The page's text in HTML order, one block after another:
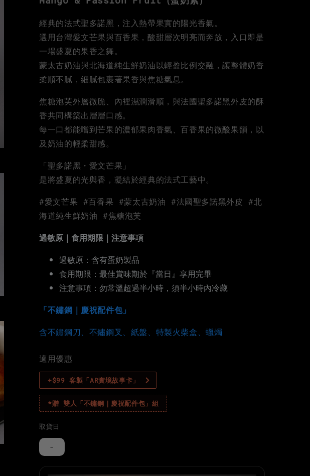
經典的法式聖多諾黑，注入熱帶果實的陽光香氣。
選用台灣愛文芒果與百香果，酸甜層次明亮而奔放，入口即是
一場盛夏的果香之舞。
蒙太古奶油與北海道純生鮮奶油以輕盈比例交融，讓整體奶香
柔順不膩，細膩包裹著果香與焦糖氣息。
焦糖泡芙外層微脆、內裡濕潤滑順，與法國聖多諾黑外皮的酥
香共同構築出層層口感。
每一口都能嚐到芒果的濃郁果肉香氣、百香果的微酸果韻，以
及奶油的輕柔甜感。
「聖多諾黑・愛文芒果」
是將盛夏的光與香，凝結於經典的法式工藝中。
#愛文芒果 #百香果 #蒙太古奶油 #法國聖多諾黑外皮 #北
海道純生鮮奶油 #焦糖泡芙
過敏原｜食用期限｜注意事項
過敏原：含有蛋奶製品
食用期限：最佳賞味期於『當日』享用完畢
注意事項：勿常溫超過半小時，須半小時內冷藏
「不鏽鋼｜慶祝配件包」
含不鏽鋼刀、不鏽鋼叉、紙盤、特製火柴盒、蠟燭
適用優惠
+$99 客製「AR實境故事卡」
*贈 雙人「不鏽鋼｜慶祝配件包」組
取貨日
-